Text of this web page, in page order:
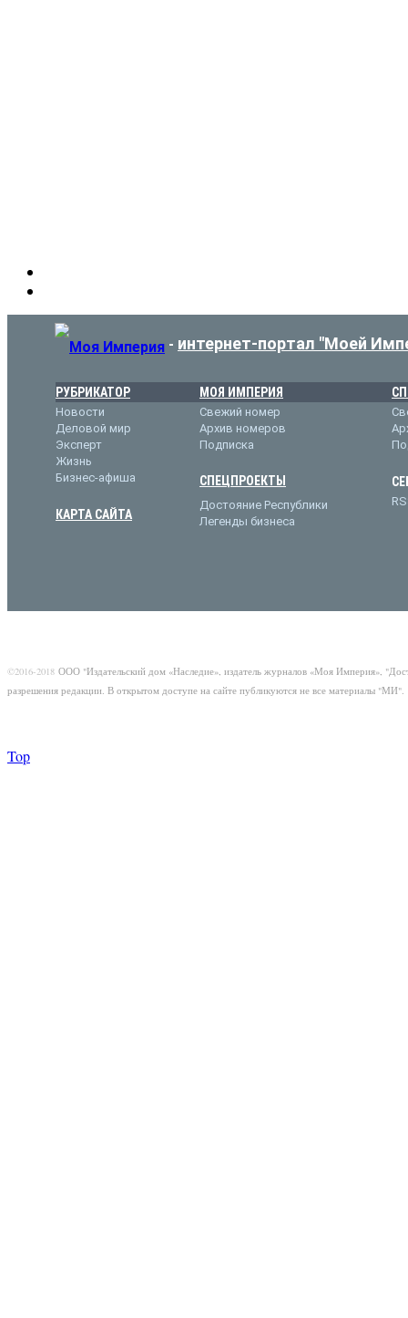
- интернет-портал "Моей
РУБРИКАТОР
Новости
Деловой мир
Эксперт
Жизнь
Бизнес-афиша
КАРТА САЙТА
МОЯ ИМПЕРИЯ
Свежий номер
Архив номеров
Подписка
СПЕЦПРОЕКТЫ
Достояние Республики
Легенды бизнеса
©2016-2018 ООО "Издательский дом «Наследие», издатель журналов «Моя Империя»,
разрешения редакции. В открытом доступе на сайте публикуются не все материалы "МИ".
Top